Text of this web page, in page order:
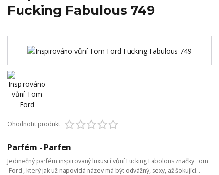
Fucking Fabulous 749
Ohodnotit produkt
Parfém - Parfen
Jedinečný parfém inspirovaný luxusní vůní Fucking Fabolous značky Tom
Ford , který jak už napovídá název má být odvážný, sexy, až šokující. .